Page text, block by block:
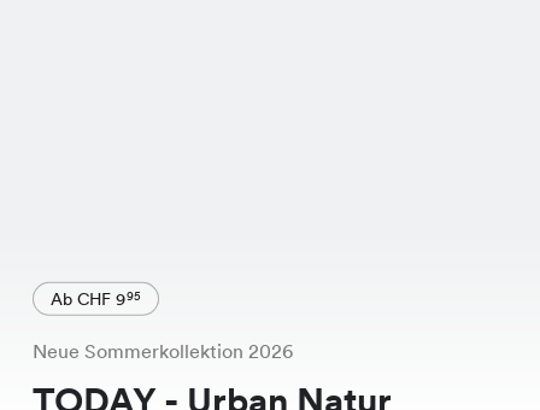
Ab CHF 995
Neue Sommerkollektion 2026
TODAY - Urban Natur